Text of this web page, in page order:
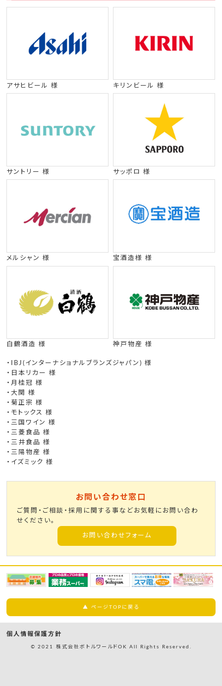
アサヒビール 様 キリンビール 様
サントリー 様 サッポロ 様
メルシャン 様 宝酒造様 様
白鶴酒造 様 神戸物産 様
・IBJ(インターナショナルブランズジャパン) 様
・日本リカー 様
・月桂冠 様
・大関 様
・菊正宗 様
・モトックス 様
・三国ワイン 様
・三菱食品 様
・三井食品 様
・三陽物産 様
・イズミック 様
お問い合わせ窓口
ご質問・ご相談・採用に関する事などお気軽にお問い合わ
せください。
お問い合わせフォーム
▲ ページTOPに戻る
個人情報保護方針
© 2021 株式会社ボトルワールドOK All Rights Reserved.